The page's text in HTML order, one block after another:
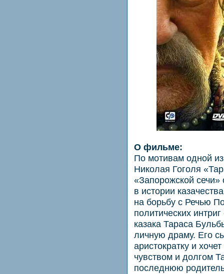
О фильме:
По мотивам одной
Николая Гоголя
«Запорожской
в истории
на борьбу с Речью
политических
казака Тараса
личную драму. Его
аристократку и
чувством и долгом
последнюю